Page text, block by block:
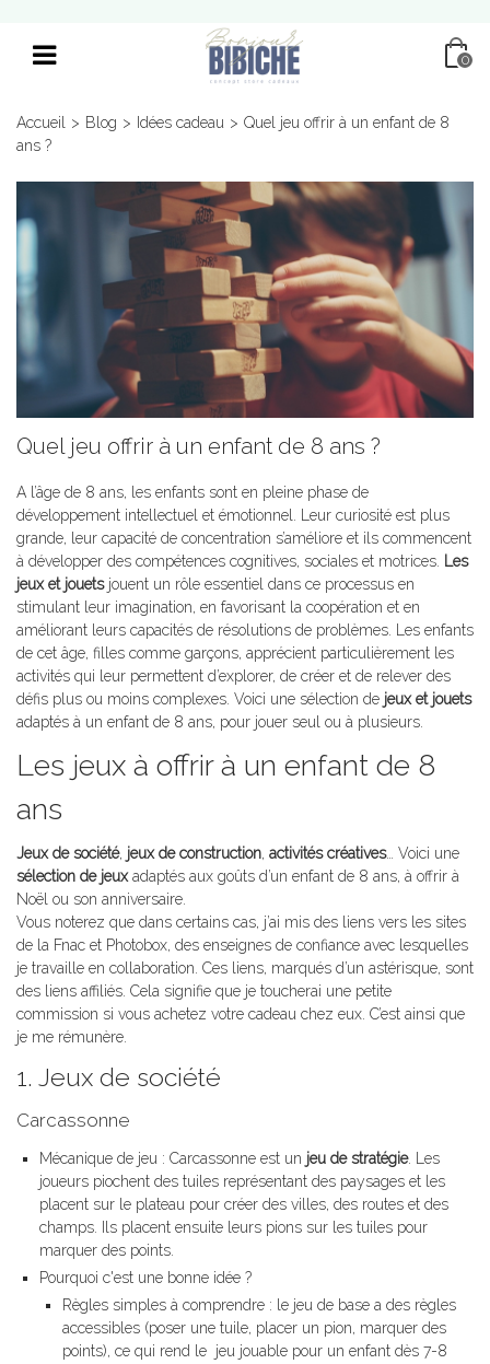
0
Accueil > Blog > Idées cadeau > Quel jeu offrir à un enfant de 8
ans ?
Quel jeu offrir à un enfant de 8 ans ?
A l’âge de 8 ans, les enfants sont en pleine phase de
développement intellectuel et émotionnel. Leur curiosité est plus
grande, leur capacité de concentration s’améliore et ils commencent
à développer des compétences cognitives, sociales et motrices. Les
jeux et jouetsjouent un rôle essentiel dans ce processus en
stimulant leur imagination, en favorisant la coopération et en
améliorant leurs capacités de résolutions de problèmes. Les enfants
de cet âge, filles comme garçons, apprécient particulièrement les
activités qui leur permettent d’explorer, de créer et de relever des
défis plus ou moins complexes. Voici une sélection de jeux et jouets
adaptés à un enfant de 8 ans, pour jouer seul ou à plusieurs.
Les jeux à offrir à un enfant de 8
ans
Jeux de société, jeux de construction, activités créatives… Voici une
sélection de jeuxadaptés aux goûts d’un enfant de 8 ans, à offrir à
Noël ou son anniversaire.
Vous noterez que dans certains cas, j’ai mis des liens vers les sites
de la Fnac et Photobox, des enseignes de confiance avec lesquelles
je travaille en collaboration. Ces liens, marqués d’un astérisque, sont
des liens affiliés. Cela signifie que je toucherai une petite
commission si vous achetez votre cadeau chez eux. C’est ainsi que
je me rémunère.
1. Jeux de société
Carcassonne
Mécanique de jeu : Carcassonne est un jeu de stratégie. Les
joueurs piochent des tuiles représentant des paysages et les
placent sur le plateau pour créer des villes, des routes et des
champs. Ils placent ensuite leurs pions sur les tuiles pour
marquer des points.
Pourquoi c'est une bonne idée ?
Règles simples à comprendre : le jeu de base a des règles
accessibles (poser une tuile, placer un pion, marquer des
points), ce qui rend le jeu jouable pour un enfant dès 7-8